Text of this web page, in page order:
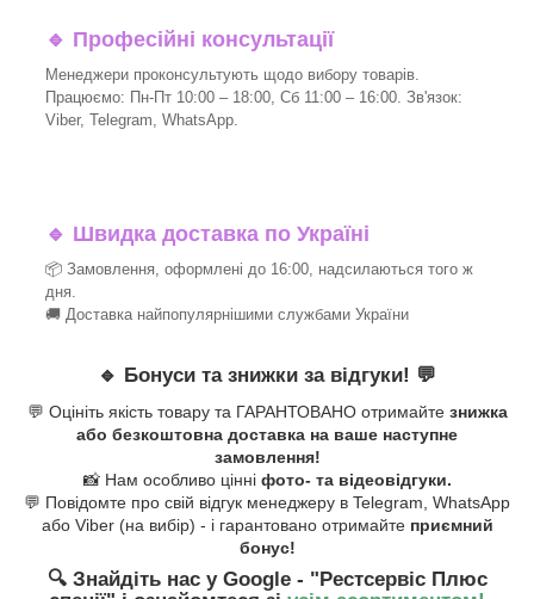
🔹 Професійні консультації
Менеджери проконсультують щодо вибору товарів.
Працюємо: Пн-Пт 10:00 – 18:00, Сб 11:00 – 16:00. Зв'язок:
Viber, Telegram, WhatsApp.
🔹 Швидка доставка по Україні
📦 Замовлення, оформлені до 16:00, надсилаються того ж
дня.
🚚 Доставка найпопулярнішими службами України
🔹 Бонуси та знижки за відгуки! 💬
💬 Оцініть якість товару та ГАРАНТОВАНО отримайте знижка
або безкоштовна доставка на ваше наступне
замовлення!
📸 Нам особливо цінні фото- та відеовідгуки.
💬 Повідомте про свій відгук менеджеру в Telegram, WhatsApp
або Viber (на вибір) - і гарантовано отримайте приємний
бонус!
🔍 Знайдіть нас у Google - "Рестсервіс Плюс